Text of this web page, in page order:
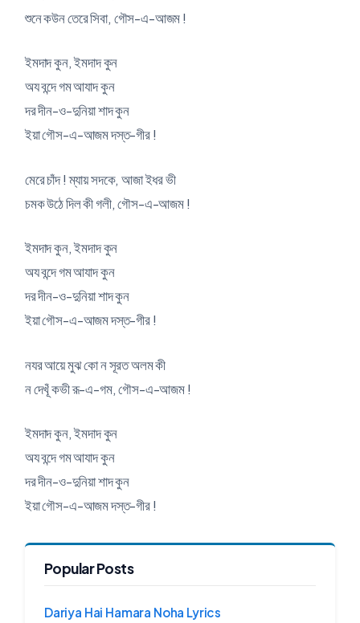
শুনে কউন তেরে সিবা, গৌস-এ-আজম !
ইমদাদ কুন, ইমদাদ কুন
অয বন্দে গম আযাদ কুন
দর দীন-ও-দুনিয়া শাদ কুন
ইয়া গৌস-এ-আজম দস্ত-গীর !
মেরে চাঁদ ! ম্যায় সদকে, আজা ইধর ভী
চমক উঠে দিল কী গলী, গৌস-এ-আজম !
ইমদাদ কুন, ইমদাদ কুন
অয বন্দে গম আযাদ কুন
দর দীন-ও-দুনিয়া শাদ কুন
ইয়া গৌস-এ-আজম দস্ত-গীর !
নযর আয়ে মুঝ কো ন সূরত অলম কী
ন দেখূঁ কভী রূ-এ-গম, গৌস-এ-আজম !
ইমদাদ কুন, ইমদাদ কুন
অয বন্দে গম আযাদ কুন
দর দীন-ও-দুনিয়া শাদ কুন
ইয়া গৌস-এ-আজম দস্ত-গীর !
Popular Posts
Dariya Hai Hamara Noha Lyrics